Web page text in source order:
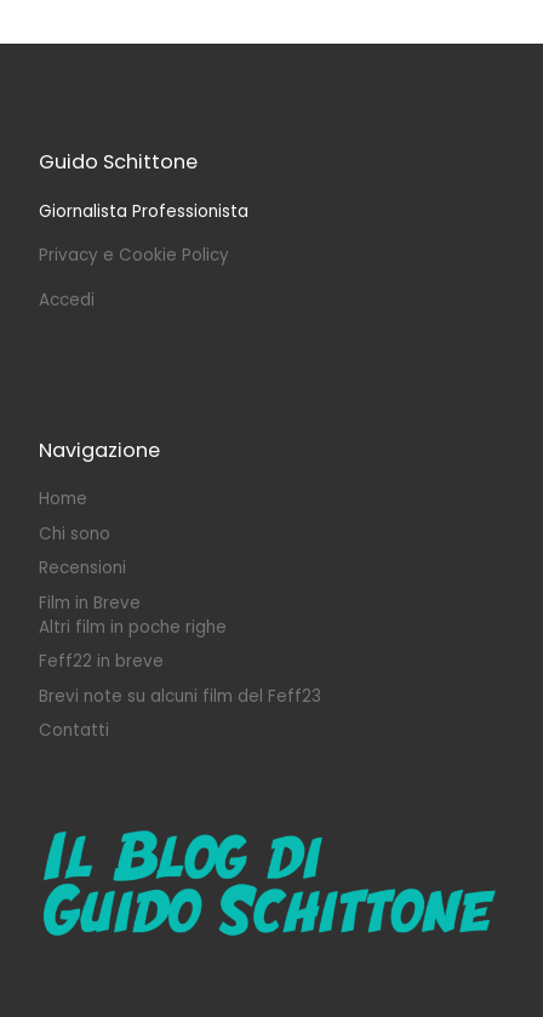
Guido Schittone
Giornalista Professionista
Privacy e Cookie Policy
Accedi
Navigazione
Home
Chi sono
Recensioni
Film in Breve
Altri film in poche righe
Feff22 in breve
Brevi note su alcuni film del Feff23
Contatti